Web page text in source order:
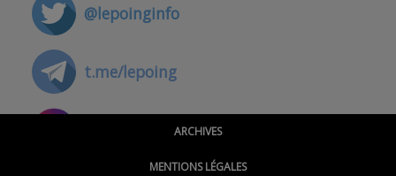
@lepoinginfo
t.me/lepoing
@montpellierpoinginfo
ARCHIVES
MENTIONS LÉGALES